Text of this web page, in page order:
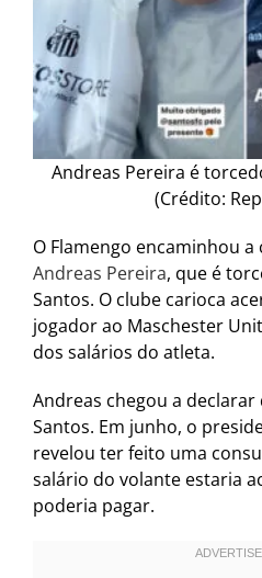
Andreas Pereira é
(Crédito:
O Flamengo encaminhou
Andreas Pereira, que é
Santos. O clube carioca
jogador ao Maschester
dos salários do atleta.
Andreas chegou a
Santos. Em junho, o
revelou ter feito uma
salário do volante estaria
poderia pagar.